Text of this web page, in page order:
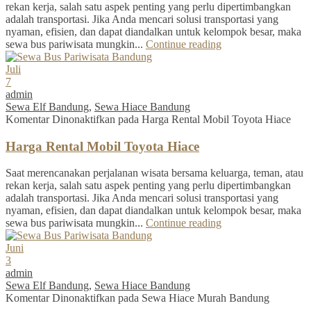
rekan kerja, salah satu aspek penting yang perlu dipertimbangkan
adalah transportasi. Jika Anda mencari solusi transportasi yang
nyaman, efisien, dan dapat diandalkan untuk kelompok besar, maka
sewa bus pariwisata mungkin... Continue reading
Juli
7
admin
Sewa Elf Bandung, Sewa Hiace Bandung
Komentar Dinonaktifkan pada Harga Rental Mobil Toyota Hiace
Harga Rental Mobil Toyota Hiace
Saat merencanakan perjalanan wisata bersama keluarga, teman, atau
rekan kerja, salah satu aspek penting yang perlu dipertimbangkan
adalah transportasi. Jika Anda mencari solusi transportasi yang
nyaman, efisien, dan dapat diandalkan untuk kelompok besar, maka
sewa bus pariwisata mungkin... Continue reading
Juni
3
admin
Sewa Elf Bandung, Sewa Hiace Bandung
Komentar Dinonaktifkan pada Sewa Hiace Murah Bandung